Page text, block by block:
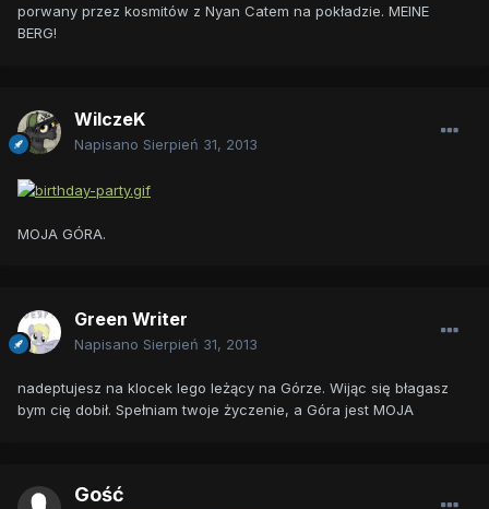
porwany przez kosmitów z Nyan Catem na pokładzie. MEINE
BERG!
WilczeK
Napisano Sierpień 31, 2013
MOJA GÓRA.
Green Writer
Napisano Sierpień 31, 2013
nadeptujesz na klocek lego leżący na Górze. Wijąc się błagasz
bym cię dobił. Spełniam twoje życzenie, a Góra jest MOJA
Gość